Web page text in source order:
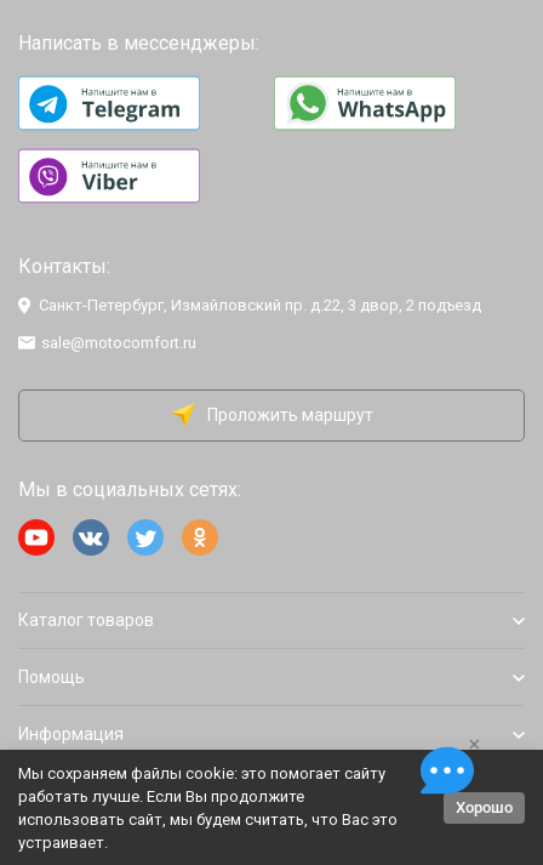
Написать в мессенджеры:
Контакты:
Санкт-Петербург, Измайловский пр. д.22, 3 двор, 2 подъезд
sale@motocomfort.ru
Проложить маршрут
Мы в социальных сетях:
Каталог товаров
Помощь
Информация
Политика персональных данных
Мы сохраняем файлы cookie: это помогает сайту
работать лучше. Если Вы продолжите
использовать сайт, мы будем считать, что Вас это
устраивает.
Хорошо
×